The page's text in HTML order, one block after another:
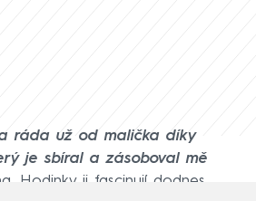
ráda už od malička díky
je sbíral a zásoboval mě
Hodinky ji fascinují dodnes.